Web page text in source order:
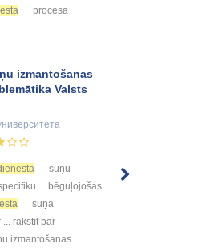
procesa
izmantošanas
Valsts
suņu
... bēguļojošas
suņa
rakstīt par
izmantošanas ...